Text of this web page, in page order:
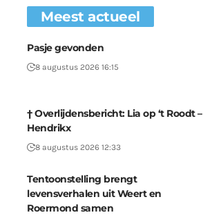
Meest actueel
Pasje gevonden
8 augustus 2026 16:15
† Overlijdensbericht: Lia op ‘t Roodt –
Hendrikx
8 augustus 2026 12:33
Tentoonstelling brengt
levensverhalen uit Weert en
Roermond samen